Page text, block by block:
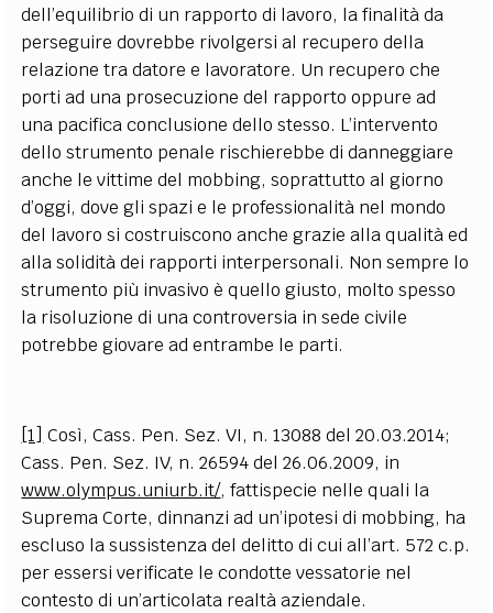
dell’equilibrio di un rapporto di lavoro, la finalità da
perseguire dovrebbe rivolgersi al recupero della
relazione tra datore e lavoratore. Un recupero che
porti ad una prosecuzione del rapporto oppure ad
una pacifica conclusione dello stesso. L’intervento
dello strumento penale rischierebbe di danneggiare
anche le vittime del mobbing, soprattutto al giorno
d’oggi, dove gli spazi e le professionalità nel mondo
del lavoro si costruiscono anche grazie alla qualità ed
alla solidità dei rapporti interpersonali. Non sempre lo
strumento più invasivo è quello giusto, molto spesso
la risoluzione di una controversia in sede civile
potrebbe giovare ad entrambe le parti.
[1] Così, Cass. Pen. Sez. VI, n. 13088 del 20.03.2014;
Cass. Pen. Sez. IV, n. 26594 del 26.06.2009, in
www.olympus.uniurb.it/, fattispecie nelle quali la
Suprema Corte, dinnanzi ad un’ipotesi di mobbing, ha
escluso la sussistenza del delitto di cui all’art. 572 c.p.
per essersi verificate le condotte vessatorie nel
contesto di un’articolata realtà aziendale.